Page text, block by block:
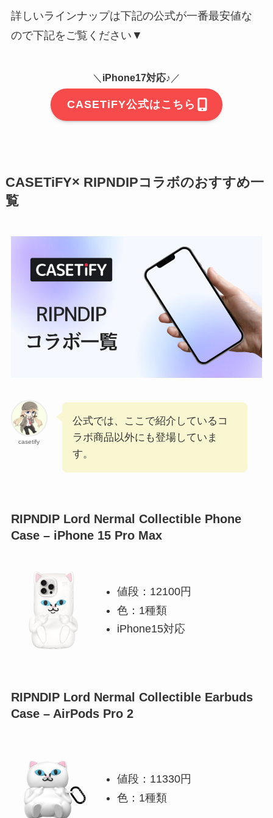
詳しいラインナップは下記の公式が一番最安値な
ので下記をご覧ください▼
＼ iPhone17対応♪ ／
CASETiFY公式はこちら
CASETiFY× RIPNDIPコラボのおすすめ一
覧
casetify
公式では、ここで紹介しているコ
ラボ商品以外にも登場していま
す。
RIPNDIP Lord Nermal Collectible Phone
Case – iPhone 15 Pro Max
値段：12100円
色：1種類
iPhone15対応
RIPNDIP Lord Nermal Collectible Earbuds
Case – AirPods Pro 2
値段：11330円
色：1種類